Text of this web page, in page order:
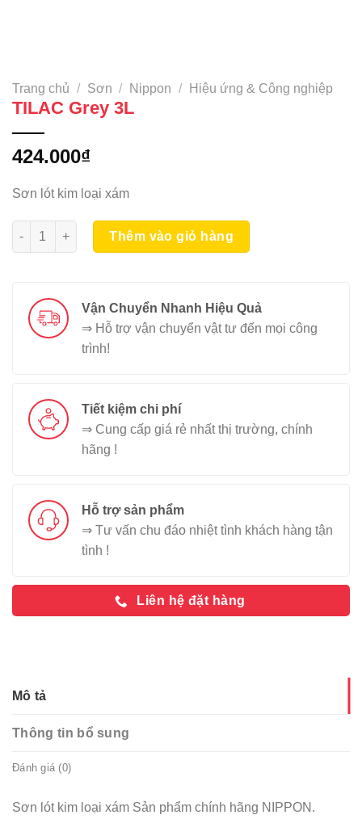
Trang chủ / Sơn / Nippon / Hiệu ứng & Công nghiệp
TILAC Grey 3L
424.000₫
Sơn lót kim loại xám
TILAC Grey 3L số lượng
Thêm vào giỏ hàng
Vận Chuyển Nhanh Hiệu Quả
⇒ Hỗ trợ vận chuyển vật tư đến mọi công
trình!
Tiết kiệm chi phí
⇒ Cung cấp giá rẻ nhất thị trường, chính
hãng !
Hỗ trợ sản phẩm
⇒ Tư vấn chu đáo nhiệt tình khách hàng tận
tình !
Liên hệ đặt hàng
Mô tả
Thông tin bổ sung
Đánh giá (0)
Sơn lót kim loại xám Sản phẩm chính hãng NIPPON.